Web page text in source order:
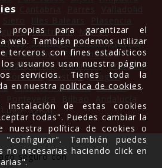
Castrillón
Mieres
Santiago De Compostela
Calatrava Extremadura
Valdemorillo Tardienta Granada
Córdoba Llastres Aragón
Alicante / Alacant Pancar
Lugo
Salou
seguro con
propias para garantizar el
web. También podemos utilizar
terceros con fines estadísticos
usuarios usan nuestra página
servicios. Tienes toda la
en nuestrapolítica de cookies.
instalación de estas cookies
todas". Puedes cambiar la
nuestra política de cookies o
También puedes
no necesarias haciendo click en